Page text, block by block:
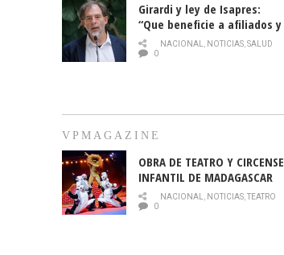
Girardi y ley de Isapres:
“Que beneficie a afiliados y
no legalice el abuso”
NACIONAL, NOTICIAS,SALUD
0
VPMAGAZINE
OBRA DE TEATRO Y CIRCENSE
INFANTIL DE MADAGASCAR
EN EL PARQUE HURATDO
NACIONAL, NOTICIAS,TEATRO
0